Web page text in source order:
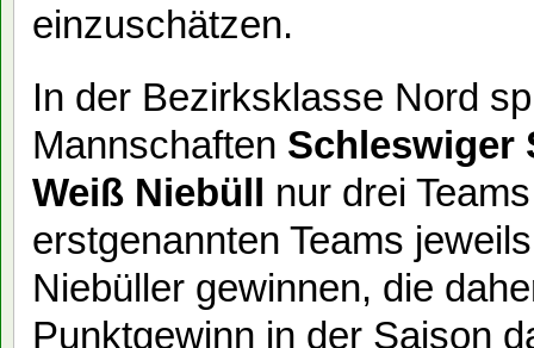
einzuschätzen.
In der Bezirksklasse Nord
Mannschaften Schleswiger
Weiß Niebüll nur drei
erstgenannten Teams
Niebüller gewinnen, die
Punktgewinn in der Saison